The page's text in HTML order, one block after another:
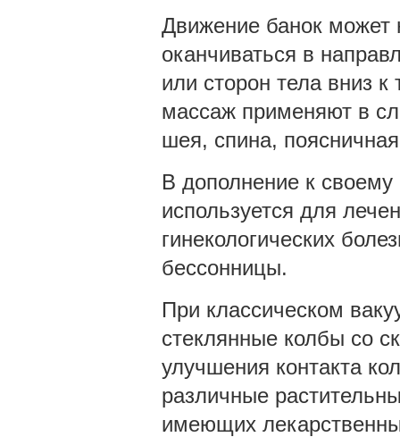
Движение банок может
оканчиваться в
или сторон тела вниз
массаж применяют в
шея, спина,
В дополнение к
используется для
гинекологических
бессонницы.
При классическом
стеклянные колбы со
улучшения контакта
различные
имеющих